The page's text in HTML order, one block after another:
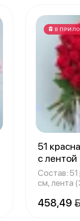
В
51
с лентой
Состав:
см, лента
458,49 